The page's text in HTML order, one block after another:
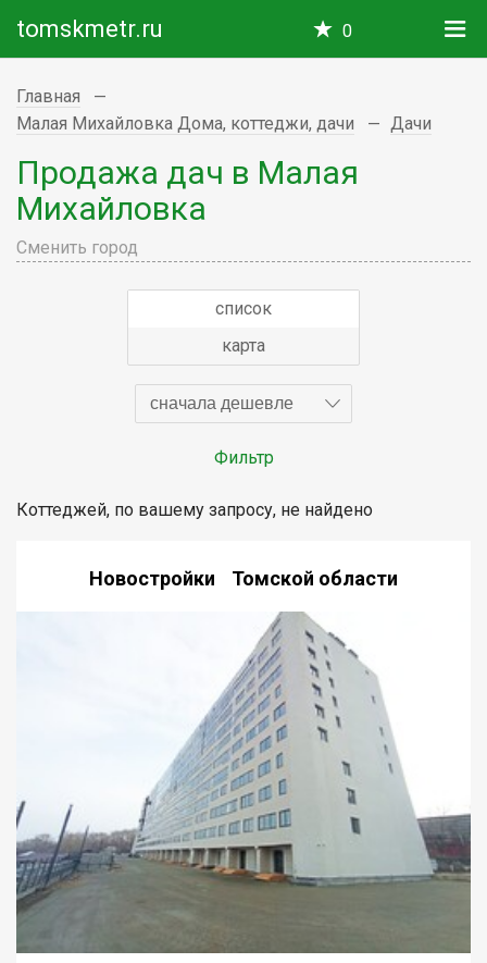
tomskmetr.ru 0
Главная
Малая Михайловка Дома, коттеджи, дачи
Дачи
Продажа дач в Малая
Михайловка
Сменить город
список
карта
сначала дешевле
Фильтр
Коттеджей, по вашему запросу, не найдено
Новостройки Томской области